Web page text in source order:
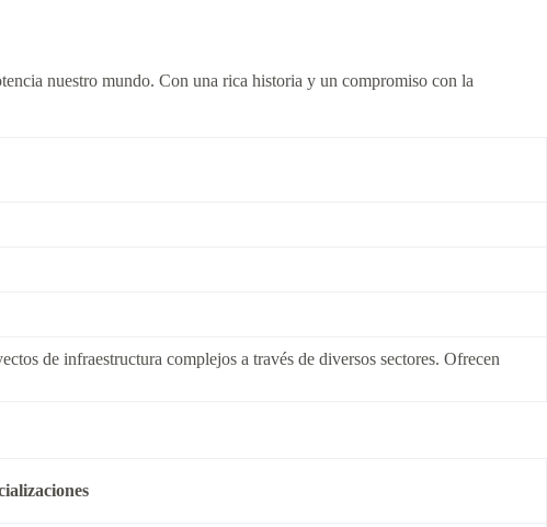
nuestro mundo. Con una rica historia y un compromiso con la
de infraestructura complejos a través de diversos sectores. Ofrecen